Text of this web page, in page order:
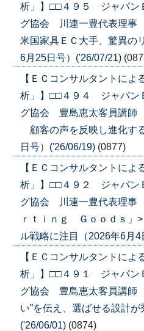
析」】□□４９５ ジャパン
グ協会 川連一豊代表理
米国家具ＥＣ大手、驚異の
6月25日号）('26/07/21)
【ＥＣコンサルタントによ
析」】□□４９４ ジャパン
グ協会 豊島恵太客員講師
顧客の声を反映し進化す
日号）('26/06/19) (0877)
【ＥＣコンサルタントによ
析」】□□４９２ ジャパン
グ協会 川連一豊代表理事
ｒｔｉｎｇ Ｇｏｏｄｓ」
ル戦略に注目（2026年6月
【ＥＣコンサルタントによ
析」】□□４９１ ジャパン
グ協会 豊島恵太客員講
い”を伝え、選ばせる設計が
('26/06/01) (0874)